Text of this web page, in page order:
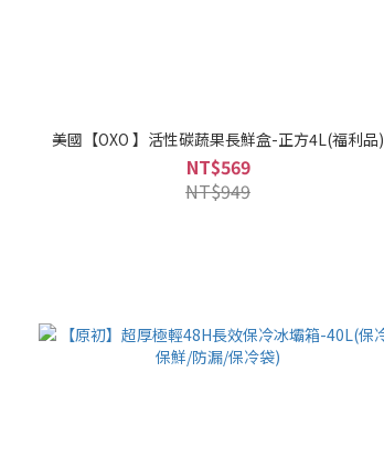
美國【OXO 】活性碳蔬果長鮮盒-正方4L(福利品)
NT$569
NT$949